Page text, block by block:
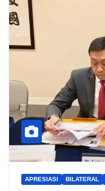
APRESIASI BILATERAL